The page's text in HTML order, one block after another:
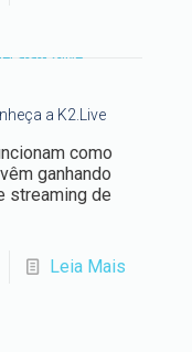
a K2.Live
como
ganhando
streaming de
Leia Mais